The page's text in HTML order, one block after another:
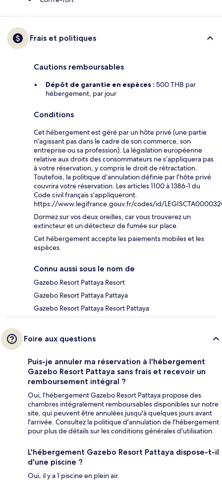
Frais et politiques
Cautions remboursables
Dépôt de garantie en espèces : 500 THB par
hébergement, par jour
Conditions
Cet hébergement est géré par un hôte privé (une partie
n’agissant pas dans le cadre de son commerce, son
entreprise ou sa profession). La législation européenne
relative aux droits des consommateurs ne s’appliquera pas
à votre réservation, y compris le droit de rétractation.
Toutefois, la politique d’annulation définie par l’hôte privé
couvrira votre réservation. Les articles 1100 à 1386-1 du
Code civil français s’appliqueront.
https://www.legifrance.gouv.fr/codes/id/
Dormez sur vos deux oreilles, car vous trouverez un
extincteur et un détecteur de fumée sur place.
Cet hébergement accepte les paiements mobiles et les
espèces.
Connu aussi sous le nom de
Gazebo Resort Pattaya Resort
Gazebo Resort Pattaya Pattaya
Gazebo Resort Pattaya Resort Pattaya
Foire aux questions
Puis-je annuler ma réservation à l'hébergement
Gazebo Resort Pattaya sans frais et recevoir un
remboursement intégral ?
Oui, l'hébergement Gazebo Resort Pattaya propose des
chambres intégralement remboursables disponibles sur notre
site, qui peuvent être annulées jusqu'à quelques jours avant
l'arrivée. Consultez la politique d'annulation de l'hébergement
pour plus de détails sur les conditions générales d'utilisation.
L'hébergement Gazebo Resort Pattaya dispose-t-il
d'une piscine ?
Oui, il y a 1 piscine en plein air.